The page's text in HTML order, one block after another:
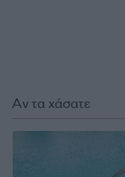
Αν τα χάσατε